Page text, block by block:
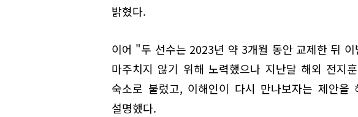
밝혔다.
이어 "두 선수는 2023년 약 3개월 동안 교제한 뒤
마주치지 않기 위해 노력했으나 지난달 해외 전지
숙소로 불렀고, 이해인이 다시 만나보자는 제안
설명했다.